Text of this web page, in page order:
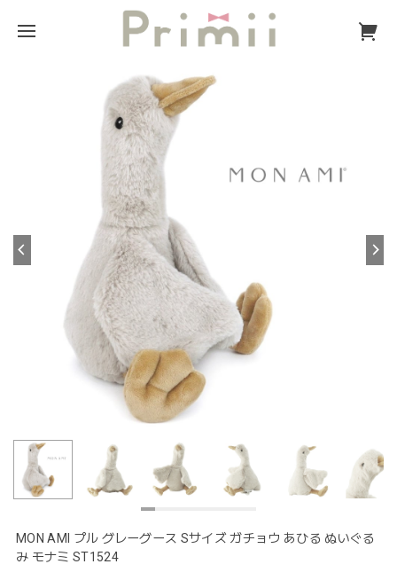
MON AMI プル グレーグース Sサイズ ガチョウ あひる ぬいぐる
み モナミ ST1524